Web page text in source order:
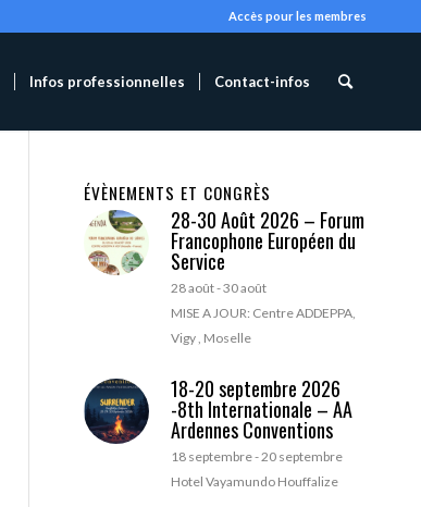
Accès pour les membres
Infos professionnelles Contact-infos
ÉVÈNEMENTS ET CONGRÈS
28-30 Août 2026 – Forum
Francophone Européen du
Service
28 août-30 août
MISE A JOUR: Centre ADDEPPA,
Vigy , Moselle
18-20 septembre 2026
-8th Internationale – AA
Ardennes Conventions
18 septembre-20 septembre
Hotel Vayamundo Houffalize